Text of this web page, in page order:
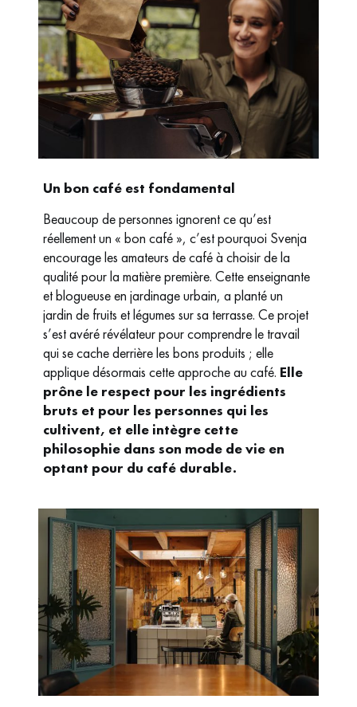
Un bon café est fondamental
Beaucoup de personnes ignorent ce qu’est
réellement un « bon café », c’est pourquoi Svenja
encourage les amateurs de café à choisir de la
qualité pour la matière première. Cette enseignante
et blogueuse en jardinage urbain, a planté un
jardin de fruits et légumes sur sa terrasse. Ce projet
s’est avéré révélateur pour comprendre le travail
qui se cache derrière les bons produits ; elle
applique désormais cette approche au café. Elle
prône le respect pour les ingrédients
bruts et pour les personnes qui les
cultivent, et elle intègre cette
philosophie dans son mode de vie en
optant pour du café durable.